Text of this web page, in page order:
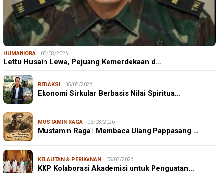
HUMANIORA 05/08/2026
Lettu Husain Lewa, Pejuang Kemerdekaan d…
REDAKSI 05/08/2026
Ekonomi Sirkular Berbasis Nilai Spiritua…
MUSTAMIN RAGA 05/08/2026
Mustamin Raga | Membaca Ulang Pappasang …
KELAUTAN & PERIKANAN 05/08/2026
KKP Kolaborasi Akademisi untuk Penguatan…